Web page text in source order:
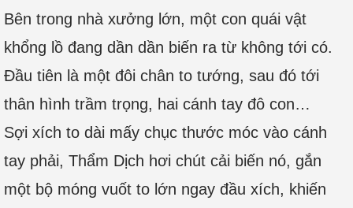
Bên trong nhà xưởng lớn, một con quái vật
khổng lồ đang dần dần biến ra từ không tới có.
Đầu tiên là một đôi chân to tướng, sau đó tới
thân hình trầm trọng, hai cánh tay đô con…
Sợi xích to dài mấy chục thước móc vào cánh
tay phải, Thẩm Dịch hơi chút cải biến nó, gắn
một bộ móng vuốt to lớn ngay đầu xích, khiến